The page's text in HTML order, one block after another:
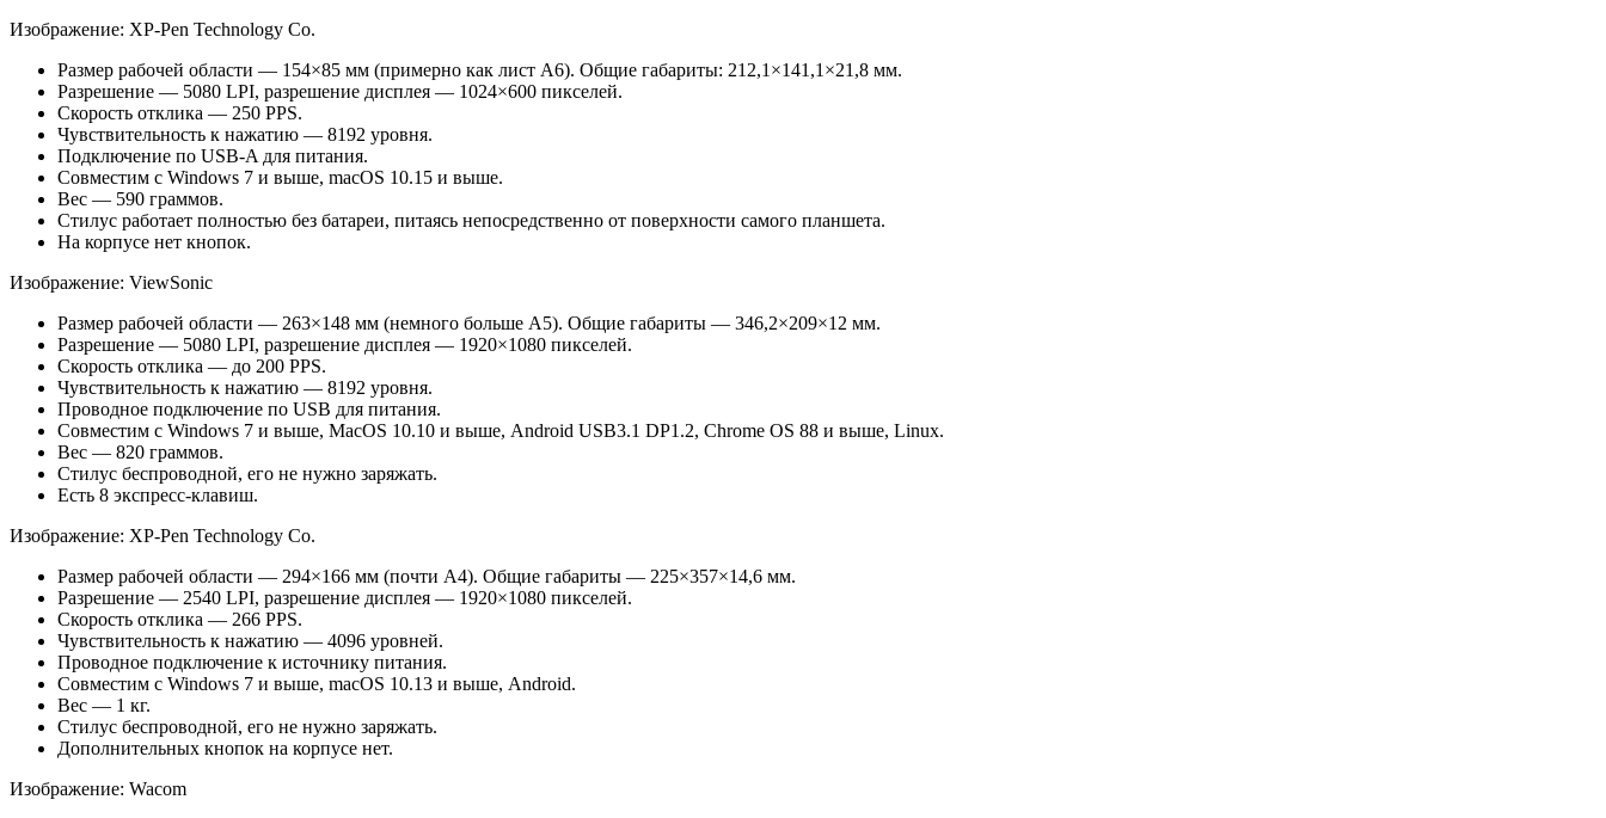
Изображение: XP-Pen Technology Co.
Размер рабочей области — 154×85 мм (примерно как лист А6). Общие габариты: 212,1×141,1×21,8 мм.
Разрешение — 5080 LPI, разрешение дисплея — 1024×600 пикселей.
Скорость отклика — 250 PPS.
Чувствительность к нажатию — 8192 уровня.
Подключение по USB-A для питания.
Совместим с Windows 7 и выше, macOS 10.15 и выше.
Вес — 590 граммов.
Стилус работает полностью без батареи, питаясь непосредственно от поверхности самого планшета.
На корпусе нет кнопок.
Изображение: ViewSonic
Размер рабочей области — 263×148 мм (немного больше А5). Общие габариты — 346,2×209×12 мм.
Разрешение — 5080 LPI, разрешение дисплея — 1920×1080 пикселей.
Скорость отклика — до 200 PPS.
Чувствительность к нажатию — 8192 уровня.
Проводное подключение по USB для питания.
Совместим с Windows 7 и выше, MacOS 10.10 и выше, Android USB3.1 DP1.2, Chrome OS 88 и выше, Linux.
Вес — 820 граммов.
Стилус беспроводной, его не нужно заряжать.
Есть 8 экспресс-клавиш.
Изображение: XP-Pen Technology Co.
Размер рабочей области — 294×166 мм (почти А4). Общие габариты — 225×357×14,6 мм.
Разрешение — 2540 LPI, разрешение дисплея — 1920×1080 пикселей.
Скорость отклика — 266 PPS.
Чувствительность к нажатию — 4096 уровней.
Проводное подключение к источнику питания.
Совместим с Windows 7 и выше, macOS 10.13 и выше, Android.
Вес — 1 кг.
Стилус беспроводной, его не нужно заряжать.
Дополнительных кнопок на корпусе нет.
Изображение: Wacom